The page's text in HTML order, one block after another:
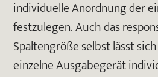
individuelle Anordnung der
festzulegen. Auch das
Spaltengröße selbst lässt
einzelne Ausgabegerät